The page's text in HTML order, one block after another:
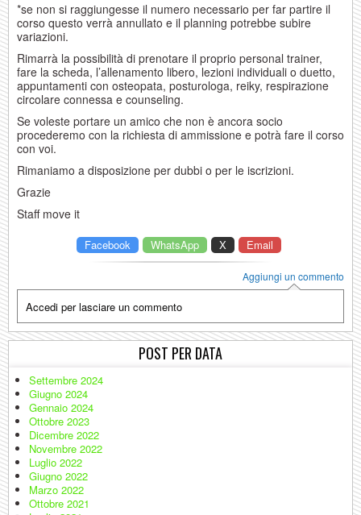
*se non si raggiungesse il numero necessario per far partire il
corso questo verrà annullato e il planning potrebbe subire
variazioni.
Rimarrà la possibilità di prenotare il proprio personal trainer,
fare la scheda, l’allenamento libero, lezioni individuali o duetto,
appuntamenti con osteopata, posturologa, reiky, respirazione
circolare connessa e counseling.
Se voleste portare un amico che non è ancora socio
procederemo con la richiesta di ammissione e potrà fare il corso
con voi.
Rimaniamo a disposizione per dubbi o per le iscrizioni.
Grazie
Staff move it
Facebook WhatsApp X Email
Aggiungi un commento
Accedi per lasciare un commento
POST PER DATA
Settembre 2024
Giugno 2024
Gennaio 2024
Ottobre 2023
Dicembre 2022
Novembre 2022
Luglio 2022
Giugno 2022
Marzo 2022
Ottobre 2021